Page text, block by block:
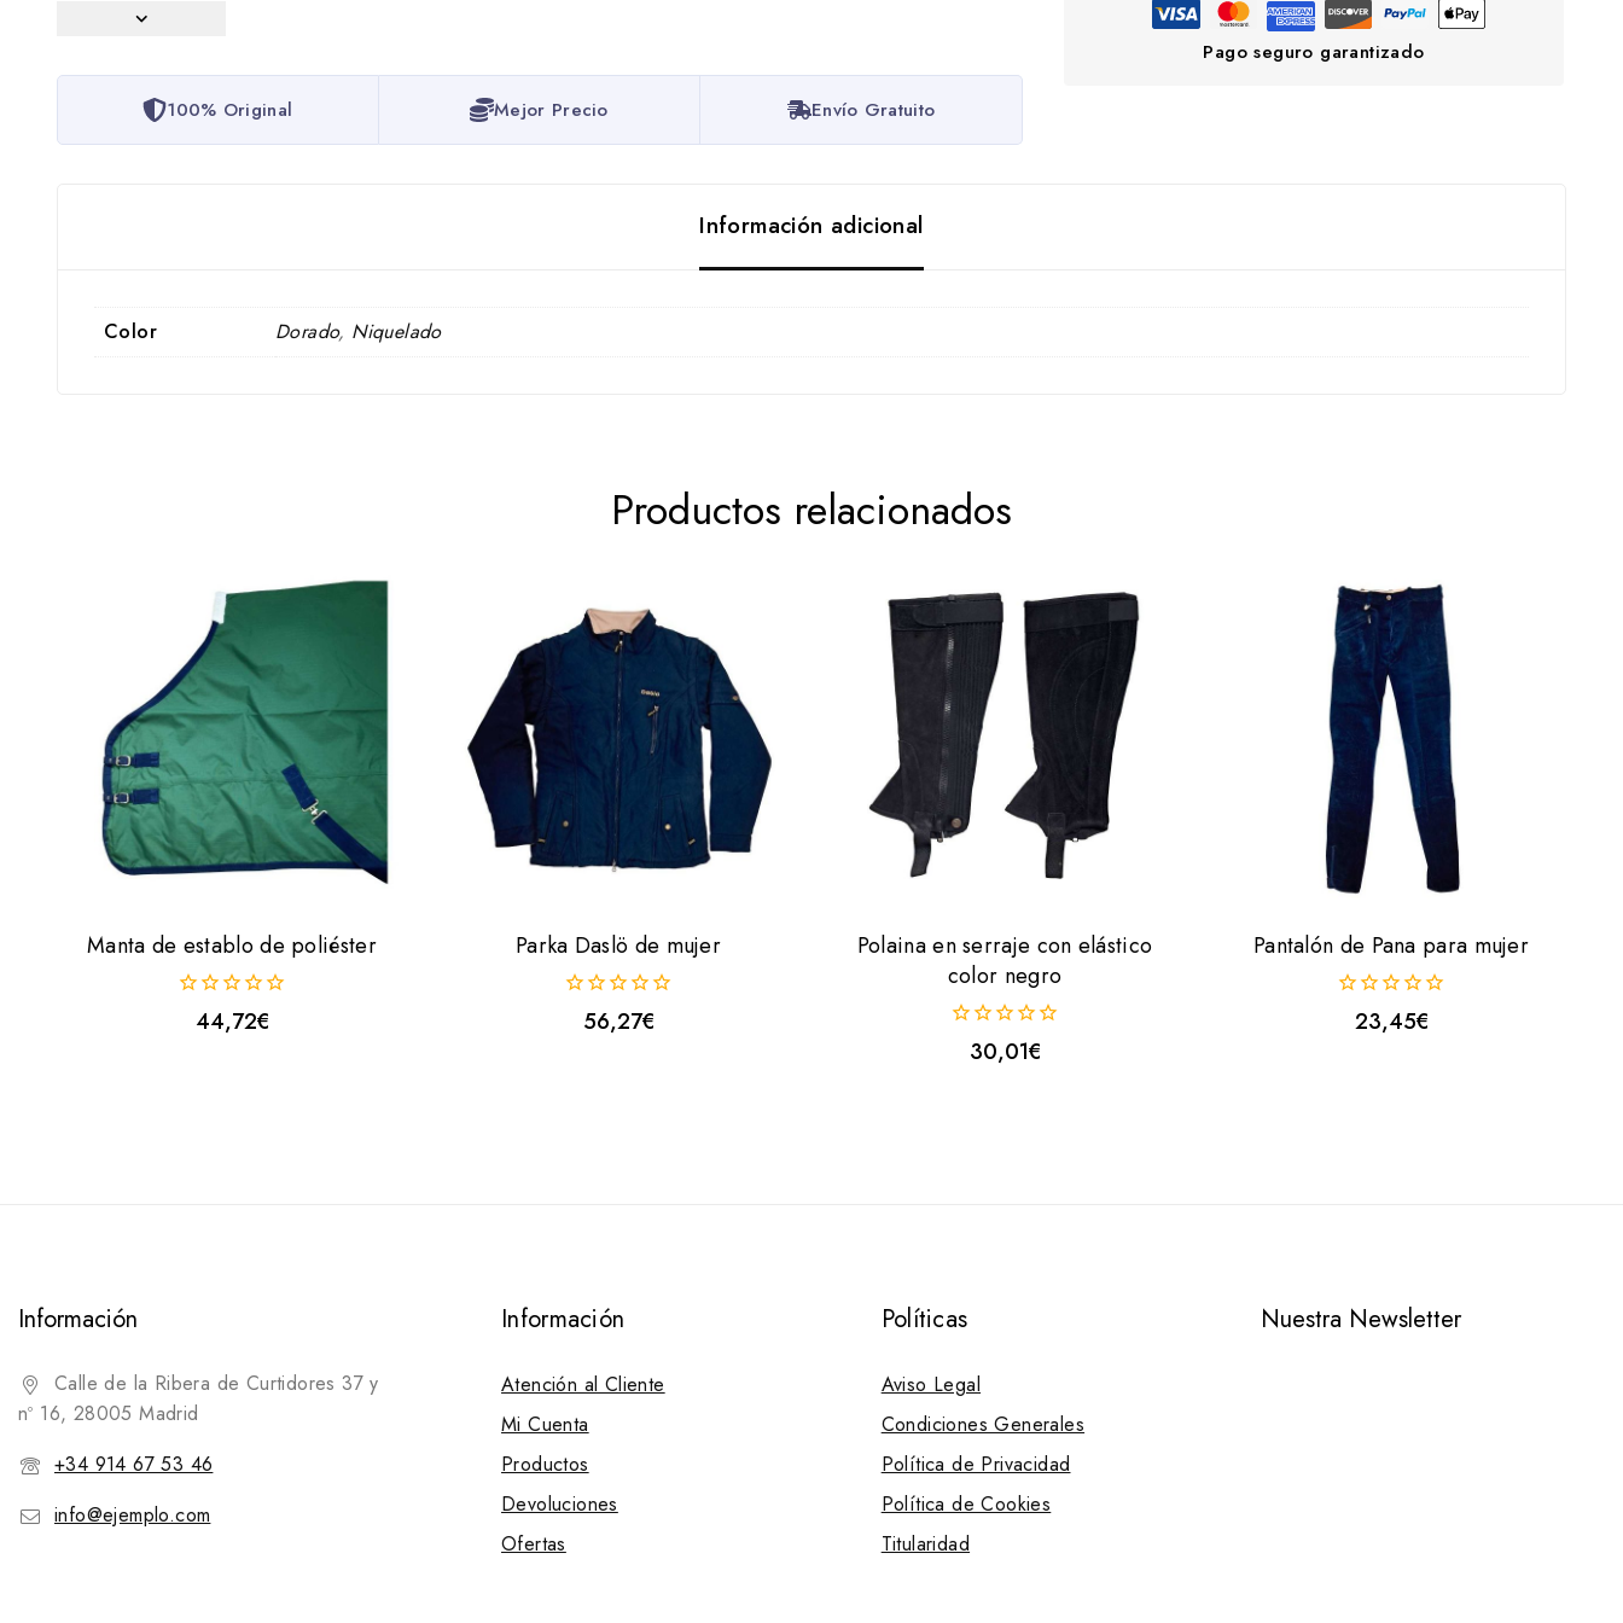
100% Original Mejor Precio Envío Gratuito
Pago seguro garantizado
Información adicional
Color Dorado, Niquelado
Productos relacionados
Manta de establo de poliéster
fuera
44,72€
Parka Daslö de mujer
fuera
56,27€
Polaina en serraje con elástico
color negro
fuera
30,01€
Pantalón de Pana para mujer
fuera
23,45€
Información
Calle de la Ribera de Curtidores 37 y
nº 16, 28005 Madrid
+34 914 67 53 46
info@ejemplo.com
Información
Atención al Cliente
Mi Cuenta
Productos
Devoluciones
Ofertas
Políticas
Aviso Legal
Condiciones Generales
Política de Privacidad
Política de Cookies
Titularidad
Nuestra Newsletter